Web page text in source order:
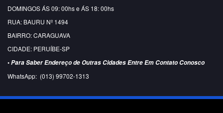
DOMINGOS ÁS 09: 00hs e ÁS 18: 00hs
RUA: BAURU Nº 1494
BAIRRO: CARAGUAVA
CIDADE: PERUÍBE-SP
•Para Saber Endereço de Outras Cidades Entre Em Contato Conosco
WhatsApp: (013) 99702-1313